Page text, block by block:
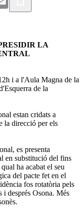
LA
i a l'Aula Magna de la
de la
estan cridats a
la direcció per els
es presenta
en substitució del fins
ha acabat el seu
del pacte fet en el
fos rotatòria pels
després Osona. Més